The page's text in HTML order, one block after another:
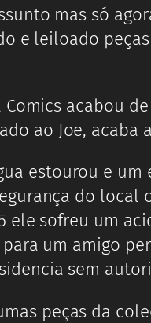
mas só
e leiloado
acabou
ao Joe, acaba
estourou e
do
sofreu um
um amigo
sem
peças da